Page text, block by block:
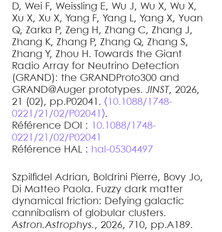
D, Wei F, Weissling E, Wu J, Wu X, Wu X,
Xu X, Xu X, Yang F, Yang L, Yang X, Yuan
Q, Zarka P, Zeng H , Zhang C, Zhang J,
Zhang K, Zhang P, Zhang Q, Zhang S,
Zhang Y, Zhou H .
Towards the Giant
Radio Array for Neutrino Detection
(GRAND): the GRANDProto300 and
GRAND@Auger prototypes. JINST , 2026,
21 (02), pp.P02041. ⟨10.1088/1748-
0221/21/02/P02041⟩.
Référence DOI :
10.1088/1748-
0221/21/02/P02041
Référence HAL : hal-05304497
Szpilfidel Adrian, Boldrini Pierre, Bovy Jo,
Di Matteo Paola. Fuzzy dark matter
dynamical friction: Defying galactic
cannibalism of globular clusters.
Astron.Astrophys., 2026, 710, pp.A189.